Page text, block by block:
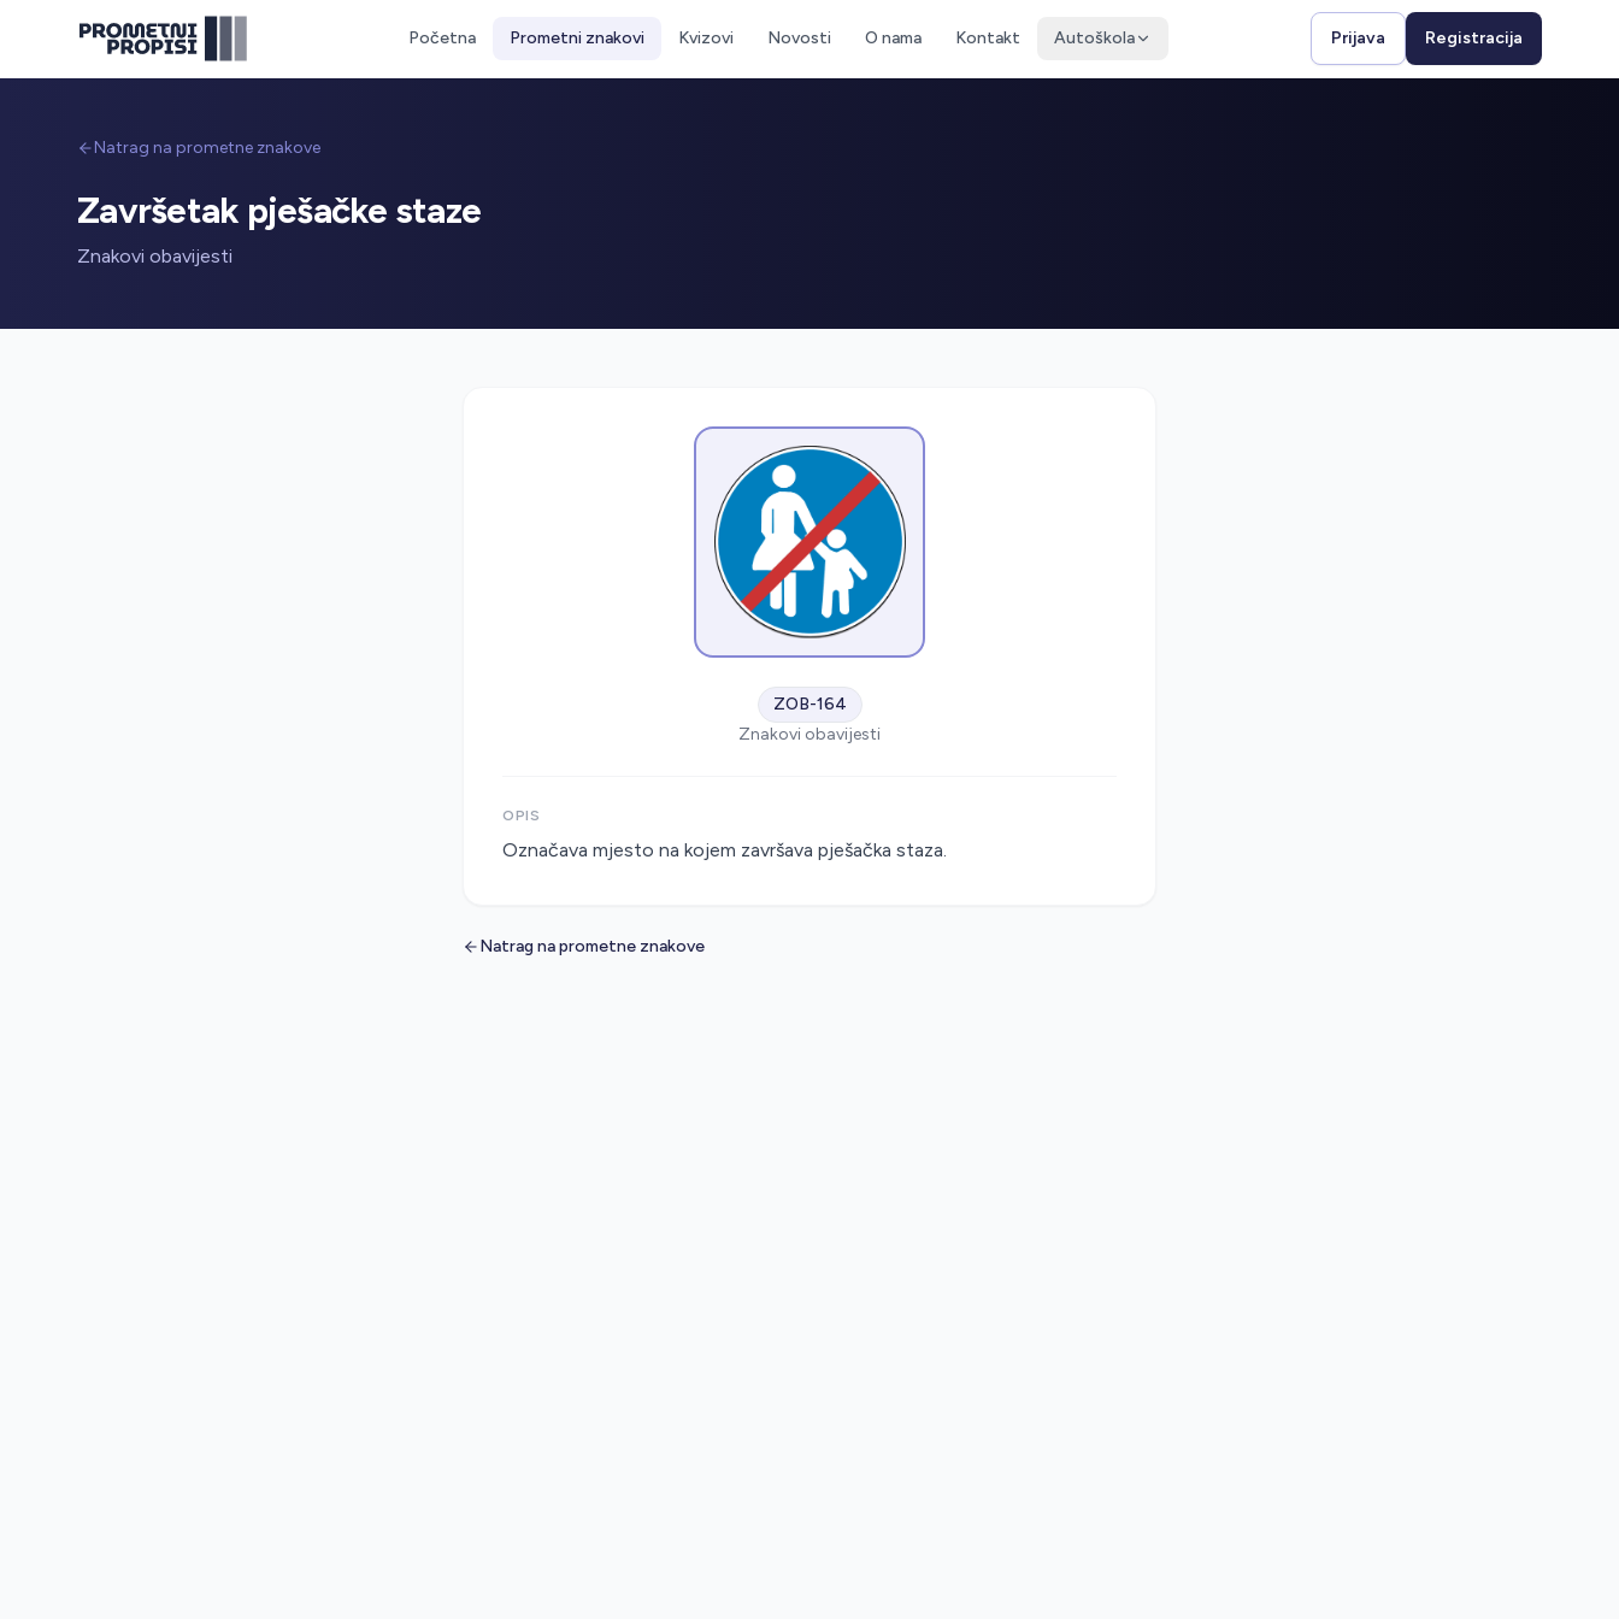
Početna Prometni znakovi Kvizovi Novosti O nama Kontakt Autoškola Prijava Registracija
Natrag na prometne znakove
Završetak pješačke staze
Znakovi obavijesti
ZOB-164
Znakovi obavijesti
OPIS
Označava mjesto na kojem završava pješačka staza.
Natrag na prometne znakove